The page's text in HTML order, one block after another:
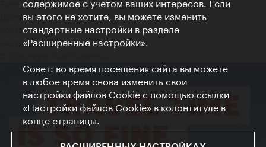
Terms of Use
Доступность
Контакты для прессы
Настройки файлов Cookie
содержимое с учетом ваших интересов. Если
вы этого не хотите, вы можете изменить
стандартные настройки в разделе
«Расширенные настройки».
Совет: во время посещения сайта вы можете
в любое время снова изменить свои
настройки файлов Cookie с помощью ссылки
«Настройки файлов Cookie» в колонтитуле в
конце страницы.